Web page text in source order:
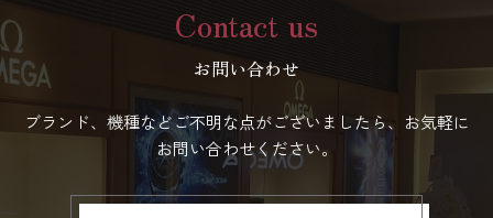
Contact us
お問い合わせ
ブランド、機種などご不明な点がございましたら、お気軽に
お問い合わせください。